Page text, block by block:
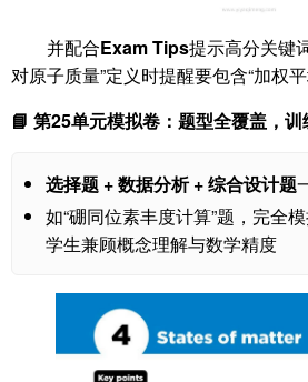
并配合Exam Tips提示高分关键
对原子质量”定义时提醒要包含“加权平
📘 第25单元模拟卷：题型全覆盖，
选择题 + 数据分析 + 综合设计题
如“硼同位素丰度计算”题，完全
学生兼顾概念理解与数学精度